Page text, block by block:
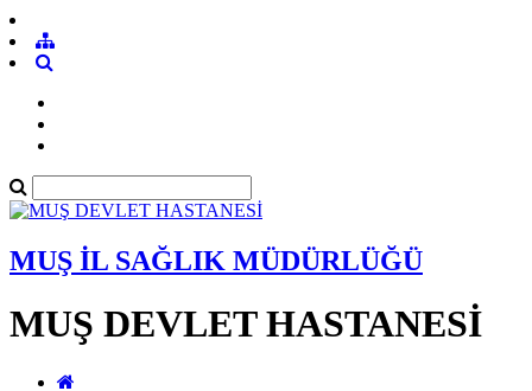
MUŞ İL SAĞLIK MÜDÜRLÜĞÜ
MUŞ DEVLET HASTANESİ